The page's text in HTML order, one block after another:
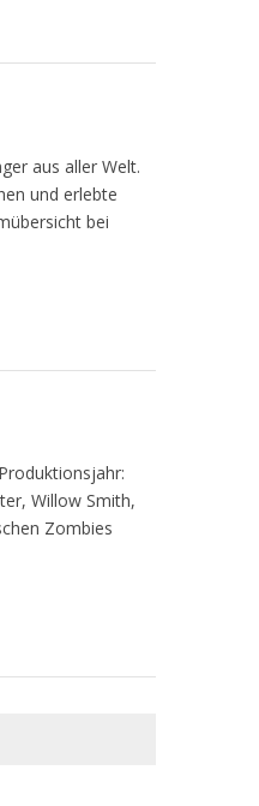
aus aller Welt.
und erlebte
bei
Willow Smith,
Zombies